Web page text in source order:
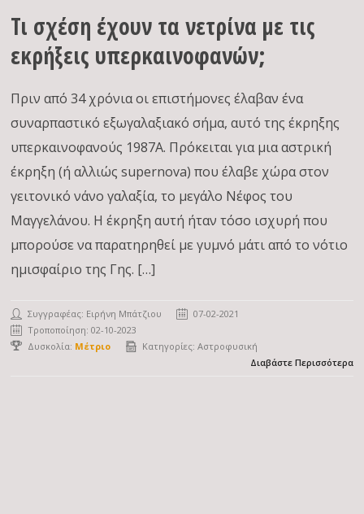
Τι σχέση έχουν τα νετρίνα με τις
εκρήξεις υπερκαινοφανών;
Πριν από 34 χρόνια οι επιστήμονες έλαβαν ένα
συναρπαστικό εξωγαλαξιακό σήμα, αυτό της έκρηξης
υπερκαινοφανούς 1987Α. Πρόκειται για μια αστρική
έκρηξη (ή αλλιώς supernova) που έλαβε χώρα στον
γειτονικό νάνο γαλαξία, το μεγάλο Νέφος του
Μαγγελάνου. Η έκρηξη αυτή ήταν τόσο ισχυρή που
μπορούσε να παρατηρηθεί με γυμνό μάτι από το νότιο
ημισφαίριο της Γης. […]
Συγγραφέας: Ειρήνη Μπάτζιου
07-02-2021
Τροποποίηση: 02-10-2023
Δυσκολία: Μέτριο Κατηγορίες:Αστροφυσική
Διαβάστε Περισσότερα